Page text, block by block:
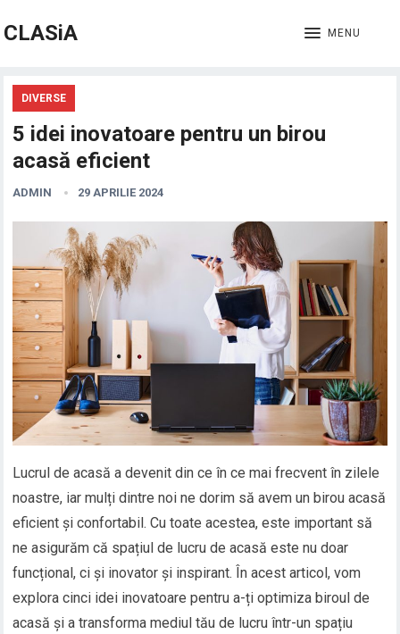
CLASiA MENU
DIVERSE
5 idei inovatoare pentru un birou
acasă eficient
ADMIN 29 APRILIE 2024
Lucrul de acasă a devenit din ce în ce mai frecvent în zilele
noastre, iar mulți dintre noi ne dorim să avem un birou acasă
eficient și confortabil. Cu toate acestea, este important să
ne asigurăm că spațiul de lucru de acasă este nu doar
funcțional, ci și inovator și inspirant. În acest articol, vom
explora cinci idei inovatoare pentru a-ți optimiza biroul de
acasă și a transforma mediul tău de lucru într-un spațiu